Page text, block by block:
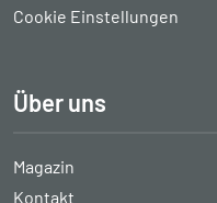
Cookie Einstellungen
Über uns
Magazin
Kontakt